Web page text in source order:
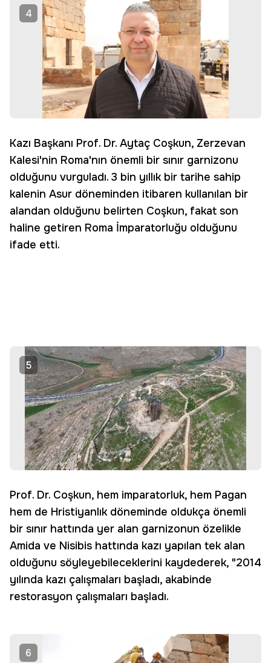
4
Kazı Başkanı Prof. Dr. Aytaç Coşkun, Zerzevan
Kalesi'nin Roma'nın önemli bir sınır garnizonu
olduğunu vurguladı. 3 bin yıllık bir tarihe sahip
kalenin Asur döneminden itibaren kullanılan bir
alandan olduğunu belirten Coşkun, fakat son
haline getiren Roma İmparatorluğu olduğunu
ifade etti.
5
Prof. Dr. Coşkun, hem imparatorluk, hem Pagan
hem de Hristiyanlık döneminde oldukça önemli
bir sınır hattında yer alan garnizonun özelikle
Amida ve Nisibis hattında kazı yapılan tek alan
olduğunu söyleyebileceklerini kaydederek, "2014
yılında kazı çalışmaları başladı, akabinde
restorasyon çalışmaları başladı.
6